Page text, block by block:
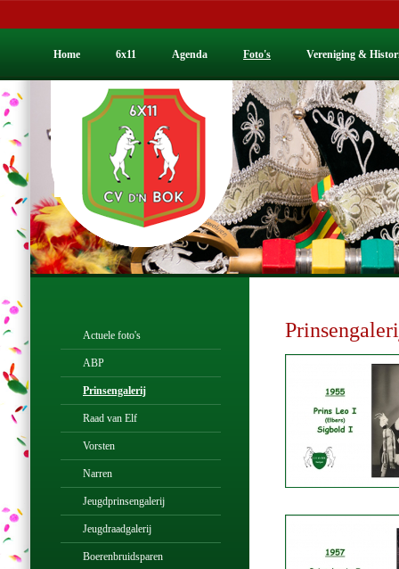
Home 6x11 Agenda Foto's Vereniging &
Actuele foto's
ABP
Prinsengalerij
Raad van Elf
Vorsten
Narren
Jeugdprinsengalerij
Jeugdraadgalerij
Boerenbruidsparen